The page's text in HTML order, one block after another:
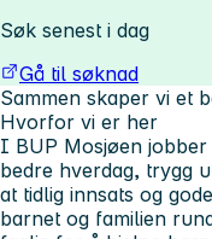
Søk senest i dag
Gå til søknad
Sammen skaper vi et
Hvorfor vi er her
I BUP Mosjøen
bedre hverdag, trygg
at tidlig innsats og
barnet og familien